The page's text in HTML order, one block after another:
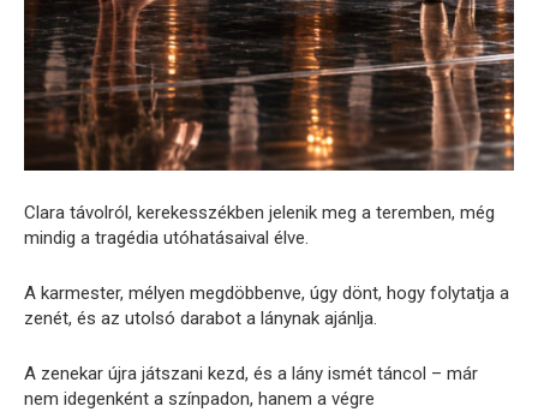
Clara távolról, kerekesszékben jelenik meg a teremben, még
mindig a tragédia utóhatásaival élve.
A karmester, mélyen megdöbbenve, úgy dönt, hogy folytatja a
zenét, és az utolsó darabot a lánynak ajánlja.
A zenekar újra játszani kezd, és a lány ismét táncol – már
nem idegenként a színpadon, hanem a végre